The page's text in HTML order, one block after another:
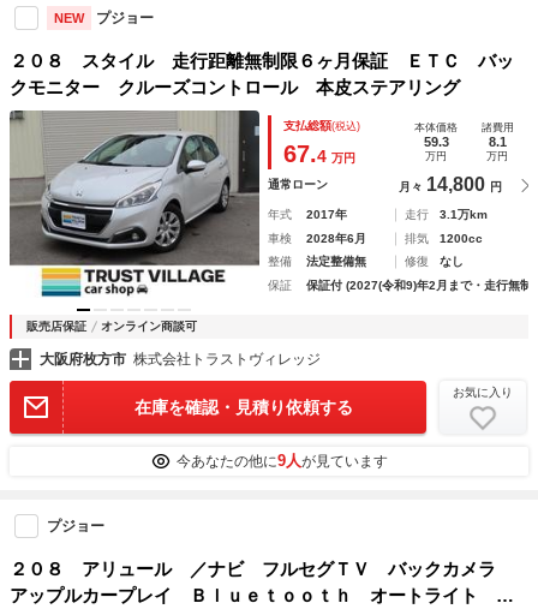
NEW プジョー
２０８ スタイル 走行距離無制限６ヶ月保証 ＥＴＣ バッ
クモニター クルーズコントロール 本皮ステアリング
支払総額(税込)
67.4 万円
本体価格
59.3
万円
諸費用
8.1
万円
通常ローン 月々 14,800 円
年式 2017年 走行
3.1万km
車検
2028年6月 排気
1200cc
整備
法定整備無 修復
なし
保証
保証付 (2027(令和9)年2月まで・走行無制
販売店保証 オンライン商談可
大阪府枚方市 株式会社トラストヴィレッジ
在庫を確認・見積り依頼する
お気に入り
今あなたの他に9人が見ています
プジョー
２０８ アリュール ／ナビ フルセグＴＶ バックカメラ
アップルカープレイ Ｂｌｕｅｔｏｏｔｈ オートライト Ｌ